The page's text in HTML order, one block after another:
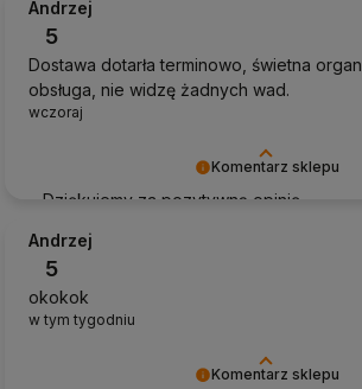
Komentarz sklepu
Dziękujemy za pozytywną opinię
Andrzej
5
Dostawa dotarła terminowo, świetna
obsługa, nie widzę żadnych wad.
wczoraj
Komentarz sklepu
Andrzej
5
okokok
w tym tygodniu